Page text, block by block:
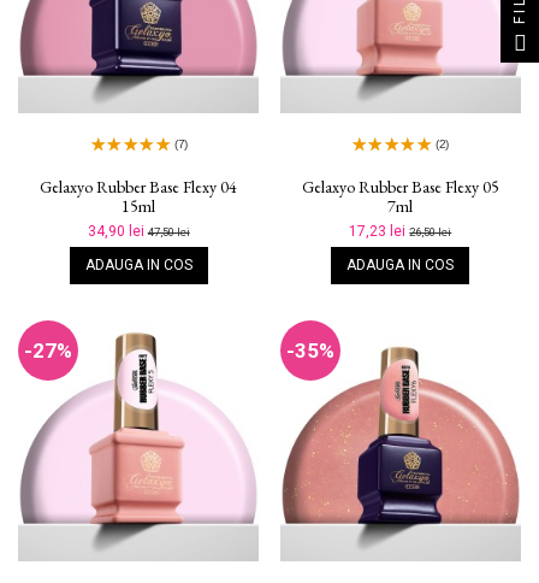
(7)
Gelaxyo Rubber Base Flexy 04
15ml
34,90 lei47,50 lei
ADAUGA IN COS
(2)
Gelaxyo Rubber Base Flexy 05
7ml
17,23 lei26,50 lei
ADAUGA IN COS
-27% -35%